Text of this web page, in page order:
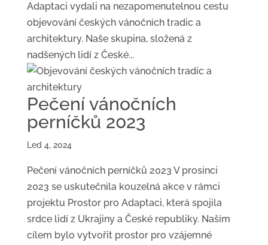
Adaptaci vydali na nezapomenutelnou cestu
objevování českých vánočních tradic a
architektury. Naše skupina, složená z
nadšených lidí z České...
Pečení vánočních
perníčků 2023
Led 4, 2024
Pečení vánočních perníčků 2023 V prosinci
2023 se uskutečnila kouzelná akce v rámci
projektu Prostor pro Adaptaci, která spojila
srdce lidí z Ukrajiny a České republiky. Naším
cílem bylo vytvořit prostor pro vzájemné